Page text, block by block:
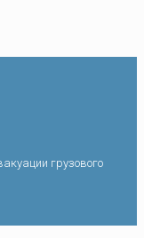
грузового